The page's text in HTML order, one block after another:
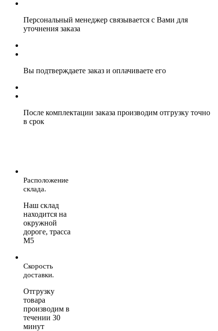
Персональный менеджер связывается с Вами для
уточнения заказа
Вы подтверждаете заказ и оплачиваете его
После комплектации заказа производим отгрузку точно
в срок
Расположение
склада.
Наш склад
находится на
окружной
дороге, трасса
М5
Скорость
доставки.
Отгрузку
товара
производим в
течении 30
минут